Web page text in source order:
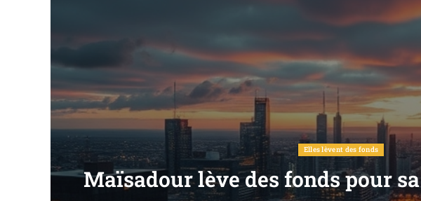
Elles lèvent des fonds
Maïsadour lève des fonds pour